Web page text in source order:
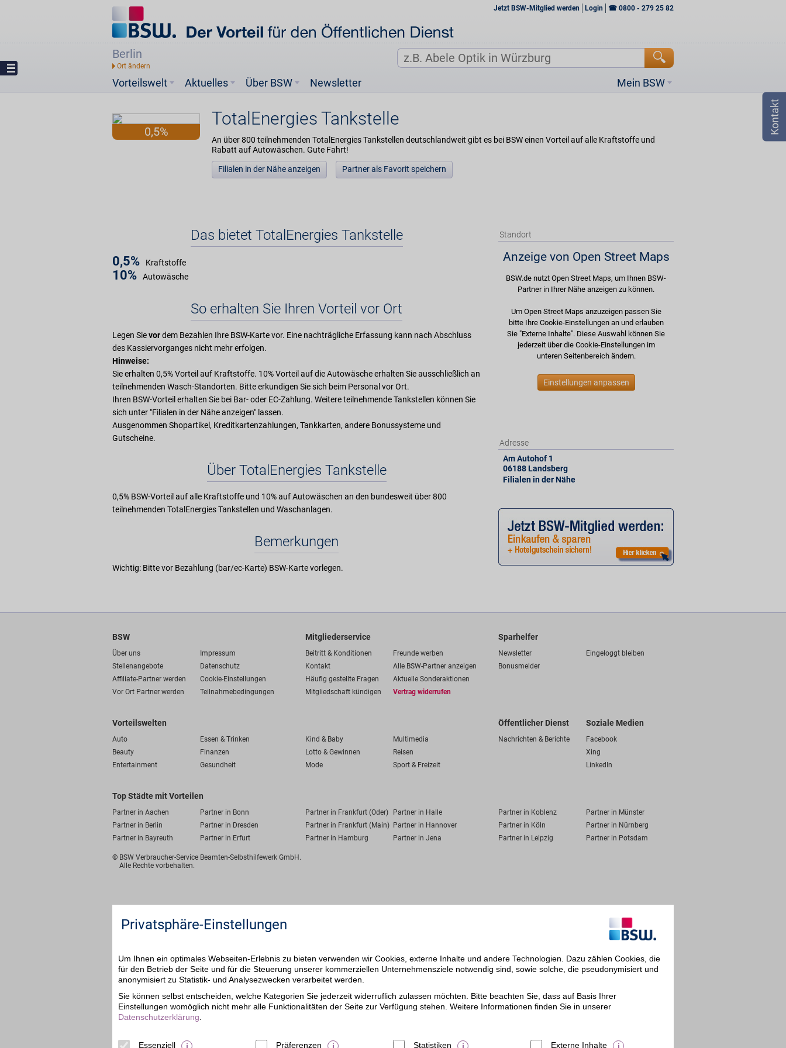
Jetzt BSW-Mitglied werden Login ☎ 0800 - 279 25 82
Berlin
Vorteilswelt Mein BSW
Aktuelles Über BSW Newsletter
0,5%
TotalEnergies Tankstelle
An über 800 teilnehmenden TotalEnergies Tankstellen deutschlandweit gibt es bei BSW einen Vorteil auf alle Kraftstoffe und
Rabatt auf Autowäschen. Gute Fahrt!
Filialen in der Nähe anzeigen Partner als Favorit speichern
Das bietet TotalEnergies Tankstelle
0,5% Kraftstoffe
10% Autowäsche
So erhalten Sie Ihren Vorteil vor Ort
Legen Sievordem Bezahlen Ihre BSW-Karte vor. Eine nachträgliche Erfassung kann nach Abschluss
des Kassiervorganges nicht mehr erfolgen.
Hinweise:
Sie erhalten 0,5% Vorteil auf Kraftstoffe. 10% Vorteil auf die Autowäsche erhalten Sie ausschließlich an
teilnehmenden Wasch-Standorten. Bitte erkundigen Sie sich beim Personal vor Ort.
Ihren BSW-Vorteil erhalten Sie bei Bar- oder EC-Zahlung. Weitere teilnehmende Tankstellen können Sie
sich unter "Filialen in der Nähe anzeigen" lassen.
Ausgenommen Shopartikel, Kreditkartenzahlungen, Tankkarten, andere Bonussysteme und
Gutscheine.
Über TotalEnergies Tankstelle
0,5% BSW-Vorteil auf alle Kraftstoffe und 10% auf Autowäschen an den bundesweit über 800
teilnehmenden TotalEnergies Tankstellen und Waschanlagen.
Bemerkungen
Wichtig: Bitte vor Bezahlung (bar/ec-Karte) BSW-Karte vorlegen.
Standort
Anzeige von Open Street Maps
BSW.de nutzt Open Street Maps, um Ihnen BSW-
Partner in Ihrer Nähe anzeigen zu können.
Um Open Street Maps anzuzeigen passen Sie
bitte Ihre Cookie-Einstellungen an und erlauben
Sie "Externe Inhalte". Diese Auswahl können Sie
jederzeit über die Cookie-Einstellungen im
unteren Seitenbereich ändern.
Einstellungen anpassen
Adresse
Am Autohof 1
06188 Landsberg
Filialen in der Nähe
BSW
Über uns
Impressum
Stellenangebote
Datenschutz
Affiliate-Partner werden
Cookie-Einstellungen
Vor Ort Partner werden
Teilnahmebedingungen
Mitgliederservice
Beitritt & Konditionen
Freunde werben
Kontakt
Alle BSW-Partner anzeigen
Häufig gestellte Fragen
Aktuelle Sonderaktionen
Mitgliedschaft kündigen
Vertrag widerrufen
Sparhelfer
Newsletter
Eingeloggt bleiben
Bonusmelder
Vorteilswelten
Auto Essen & Trinken Kind & Baby
Multimedia
Beauty
Finanzen Lotto & Gewinnen
Reisen
Entertainment
Gesundheit Mode Sport & Freizeit
Öffentlicher Dienst
Nachrichten & Berichte
Soziale Medien
Facebook
Xing
LinkedIn
Top Städte mit Vorteilen
Partner in Aachen Partner in Bonn Partner in Frankfurt (Oder) Partner in Halle Partner in Koblenz
Partner in Münster
Partner in Berlin
Partner in Dresden Partner in Frankfurt (Main) Partner in Hannover Partner in Köln
Partner in Nürnberg
Partner in Bayreuth
Partner in Erfurt Partner in Hamburg Partner in Jena Partner in Leipzig Partner in Potsdam
© BSW Verbraucher-Service Beamten-Selbsthilfewerk GmbH.
Alle Rechte vorbehalten.
Privatsphäre-Einstellungen
Um Ihnen ein optimales Webseiten-Erlebnis zu bieten verwenden wir Cookies, externe Inhalte und andere Technologien. Dazu zählen Cookies, die
für den Betrieb der Seite und für die Steuerung unserer kommerziellen Unternehmensziele notwendig sind, sowie solche, die pseudonymisiert und
anonymisiert zu Statistik- und Analysezwecken verarbeitet werden.
Sie können selbst entscheiden, welche Kategorien Sie jederzeit widerruflich zulassen möchten. Bitte beachten Sie, dass auf Basis Ihrer
Einstellungen womöglich nicht mehr alle Funktionalitäten der Seite zur Verfügung stehen. Weitere Informationen finden Sie in unserer
Datenschutzerklärung
Essenziell Präferenzen Statistiken Externe Inhalte